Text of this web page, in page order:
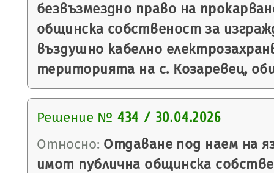
безвъзмездно право на
общинска собственост за
въздушно кабелно
територията на с. Козаревец,
Решение № 434 / 30.04.2026
Относно: Отдаване под наем на
имот публична общинска